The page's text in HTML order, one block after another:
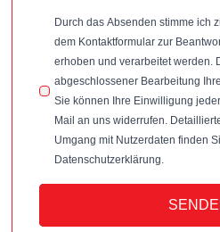
Durch das Absenden stimme ich
dem Kontaktformular zur
erhoben und verarbeitet werden.
abgeschlossener Bearbeitung Ihrer
Sie können Ihre Einwilligung
Mail an uns widerrufen.
Umgang mit Nutzerdaten finden
Datenschutzerklärung.